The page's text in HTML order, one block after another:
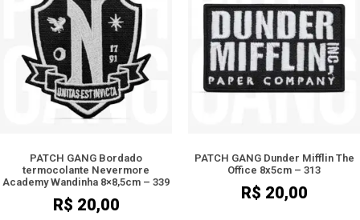
PATCH GANG Bordado
termocolante Nevermore
Academy Wandinha 8×8,5cm – 339
R$ 20,00
PATCH GANG Dunder Mifflin The
Office 8x5cm – 313
R$ 20,00